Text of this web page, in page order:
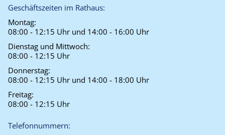
Geschäftszeiten im Rathaus:
Montag:
08:00 - 12:15 Uhr und 14:00 - 16:00 Uhr
Dienstag und Mittwoch:
08:00 - 12:15 Uhr
Donnerstag:
08:00 - 12:15 Uhr und 14:00 - 18:00 Uhr
Freitag:
08:00 - 12:15 Uhr
Telefonnummern: